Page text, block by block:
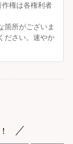
権は各権利者
箇所がございま
ださい。速やか